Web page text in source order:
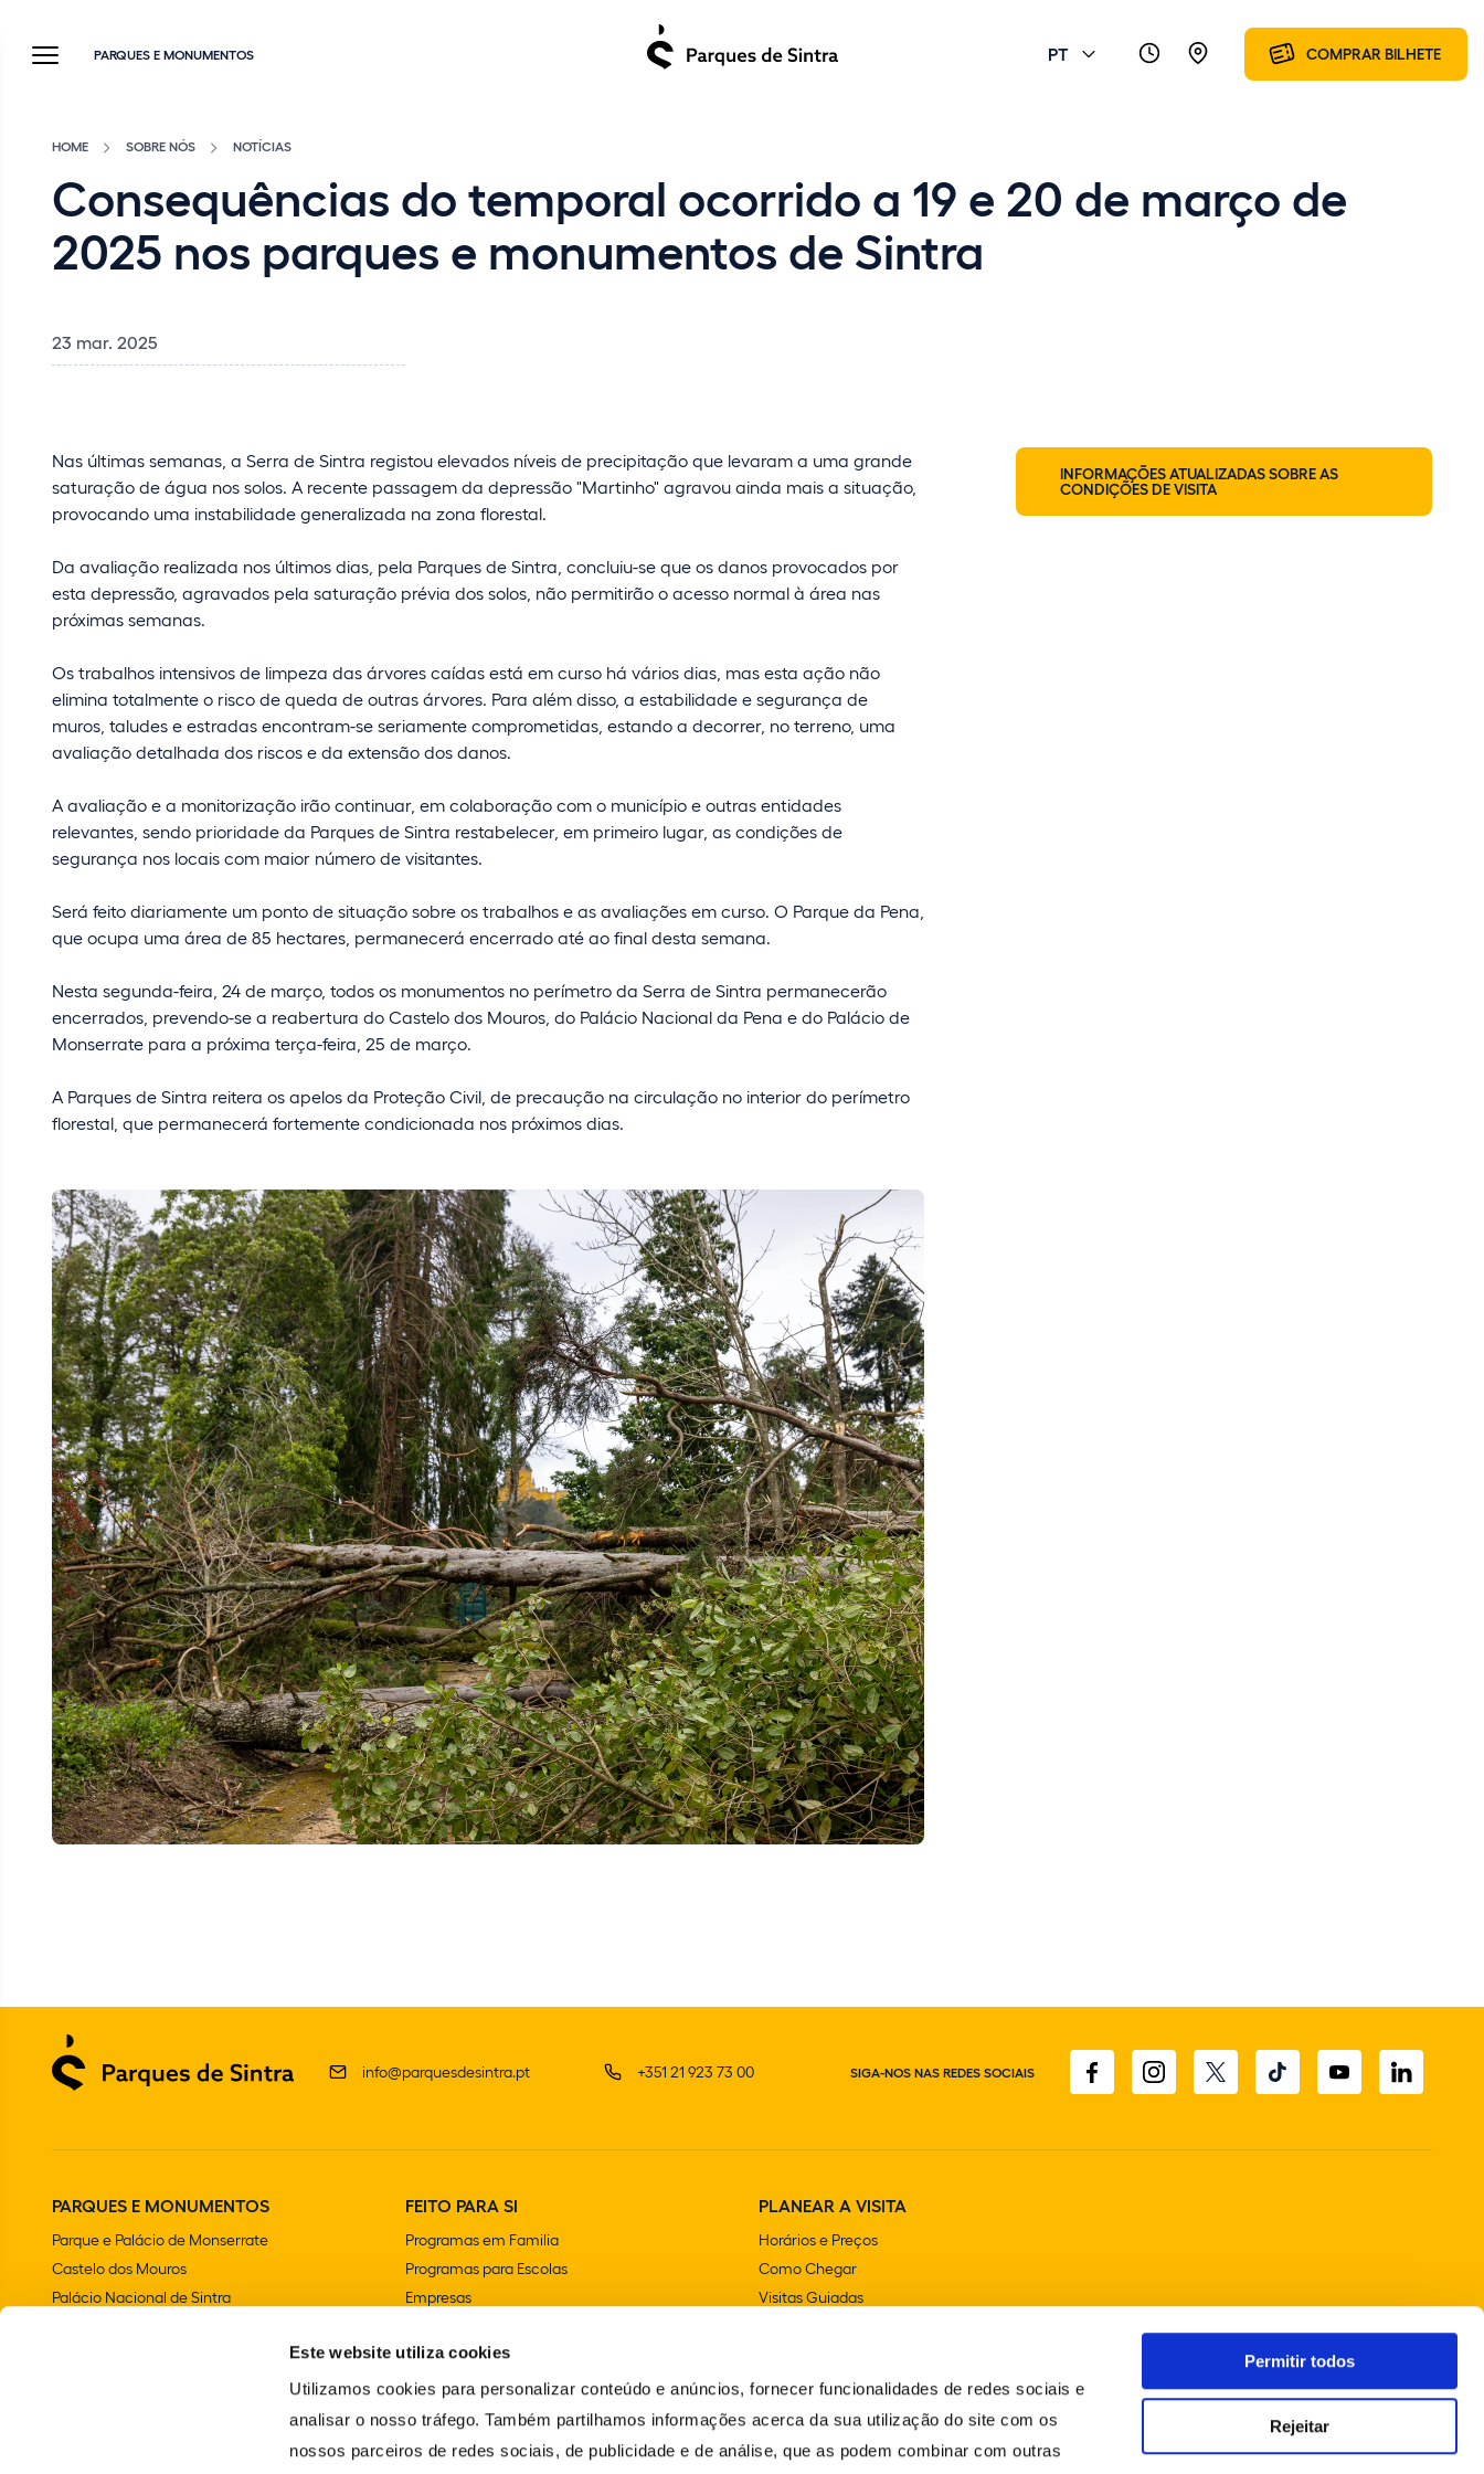
Este website utiliza cookies
Utilizamos cookies para personalizar conteúdo e anúncios, fornecer funcionalidades de redes sociais e
analisar o nosso tráfego. Também partilhamos informações acerca da sua utilização do site com os
nossos parceiros de redes sociais, de publicidade e de análise, que as podem combinar com outras
Permitir todos
Rejeitar
PARQUES E MONUMENTOS PT COMPRAR BILHETE
HOME SOBRE NÓS NOTÍCIAS
Consequências do temporal ocorrido a 19 e 20 de março de
2025 nos parques e monumentos de Sintra
23 mar. 2025
Nas últimas semanas, a Serra de Sintra registou elevados níveis de precipitação que levaram a uma grande
saturação de água nos solos. A recente passagem da depressão "Martinho" agravou ainda mais a situação,
provocando uma instabilidade generalizada na zona florestal.
Da avaliação realizada nos últimos dias, pela Parques de Sintra, concluiu-se que os danos provocados por
esta depressão, agravados pela saturação prévia dos solos, não permitirão o acesso normal à área nas
próximas semanas.
Os trabalhos intensivos de limpeza das árvores caídas está em curso há vários dias, mas esta ação não
elimina totalmente o risco de queda de outras árvores. Para além disso, a estabilidade e segurança de
muros, taludes e estradas encontram-se seriamente comprometidas, estando a decorrer, no terreno, uma
avaliação detalhada dos riscos e da extensão dos danos.
A avaliação e a monitorização irão continuar, em colaboração com o município e outras entidades
relevantes, sendo prioridade da Parques de Sintra restabelecer, em primeiro lugar, as condições de
segurança nos locais com maior número de visitantes.
Será feito diariamente um ponto de situação sobre os trabalhos e as avaliações em curso. O Parque da Pena,
que ocupa uma área de 85 hectares, permanecerá encerrado até ao final desta semana.
Nesta segunda-feira, 24 de março, todos os monumentos no perímetro da Serra de Sintra permanecerão
encerrados, prevendo-se a reabertura do Castelo dos Mouros, do Palácio Nacional da Pena e do Palácio de
Monserrate para a próxima terça-feira, 25 de março.
A Parques de Sintra reitera os apelos da Proteção Civil, de precaução na circulação no interior do perímetro
florestal, que permanecerá fortemente condicionada nos próximos dias.
INFORMAÇÕES ATUALIZADAS SOBRE AS
CONDIÇÕES DE VISITA
info@parquesdesintra.pt +351 21 923 73 00 SIGA-NOS NAS REDES SOCIAIS
PARQUES E MONUMENTOS
Parque e Palácio de Monserrate
Castelo dos Mouros
Palácio Nacional de Sintra
Chalet e Jardim da Condessa d'Edla
FEITO PARA SI
Programas em Familia
Programas para Escolas
Empresas
PLANEAR A VISITA
Horários e Preços
Como Chegar
Visitas Guiadas
Acessibilidade